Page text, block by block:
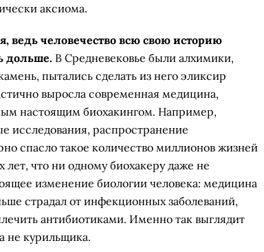
аксиома.
ведь человечество всю свою историю
дольше. В Средневековье были алхимики,
пытались сделать из него эликсир
выросла современная медицина,
настоящим биохакингом. Например,
исследования, распространение
спасло такое количество миллионов жизней
лет, что ни одному биохакеру даже не
изменение биологии человека: медицина
страдал от инфекционных заболеваний,
антибиотиками. Именно так выглядит
не курильщика.